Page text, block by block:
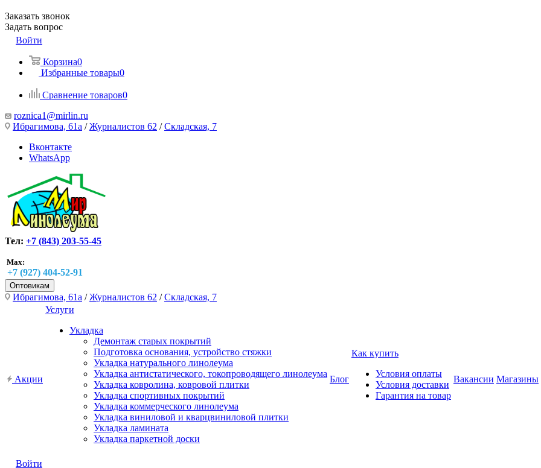
Заказать звонок
Задать вопрос
Войти
Корзина0
Избранные товары0
Сравнение товаров0
roznica1@mirlin.ru
Ибрагимова, 61а /Журналистов 62 /Складская, 7
Вконтакте
WhatsApp
Тел: +7 (843) 203-55-45
Max:
+7 (927) 404-52-91
Оптовикам
Ибрагимова, 61а /Журналистов 62 /Складская, 7
Акции
Услуги
Укладка
Демонтаж старых покрытий
Подготовка основания, устройство стяжки
Укладка натурального линолеума
Укладка антистатического, токопроводящего линолеума
Укладка ковролина, ковровой плитки
Укладка спортивных покрытий
Укладка коммерческого линолеума
Укладка виниловой и кварцвиниловой плитки
Укладка ламината
Укладка паркетной доски
Блог
Как купить
Условия оплаты
Условия доставки
Гарантия на товар
Вакансии Магазины
Войти